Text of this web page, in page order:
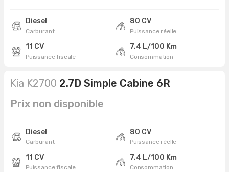
Diesel
Carburant
80 CV
Puissance réelle
11 CV
Puissance fiscale
7.4 L/100 Km
Consommation
Kia K2700 2.7D Simple Cabine 6R
Prix non disponible
Diesel
Carburant
80 CV
Puissance réelle
11 CV
Puissance fiscale
7.4 L/100 Km
Consommation